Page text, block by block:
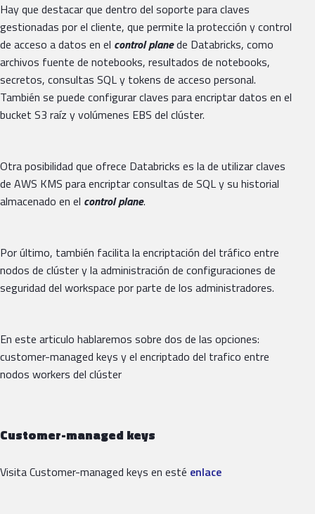
Hay que destacar que dentro del soporte para claves
gestionadas por el cliente, que permite la protección y control
de acceso a datos en el control planede Databricks, como
archivos fuente de notebooks, resultados de notebooks,
secretos, consultas SQL y tokens de acceso personal.
También se puede configurar claves para encriptar datos en el
bucket S3 raíz y volúmenes EBS del clúster.
Otra posibilidad que ofrece Databricks es la de utilizar claves
de AWS KMS para encriptar consultas de SQL y su historial
almacenado en el control plane.
Por último, también facilita la encriptación del tráfico entre
nodos de clúster y la administración de configuraciones de
seguridad del workspace por parte de los administradores.
En este articulo hablaremos sobre dos de las opciones:
customer-managed keys y el encriptado del trafico entre
nodos workers del clúster
Customer-managed keys
Visita Customer-managed keys en esté enlace